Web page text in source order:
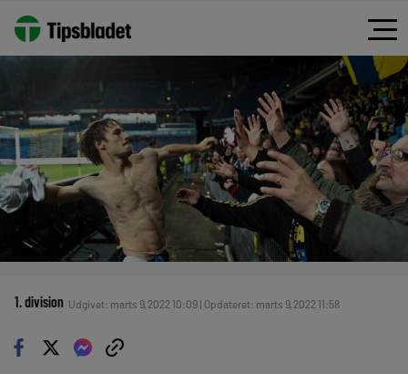
1. division Udgivet: marts 9, 2022 10:09 | Opdateret: marts 9, 2022 11:58